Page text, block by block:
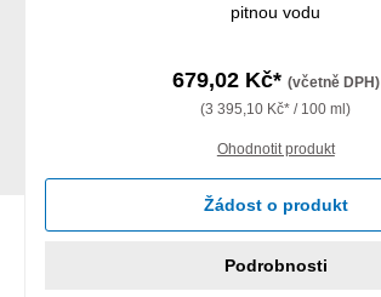
pitnou vodu
679,02 Kč* (včetně DPH)
(3 395,10 Kč* / 100 ml)
Ohodnotit produkt
Žádost o produkt
Podrobnosti